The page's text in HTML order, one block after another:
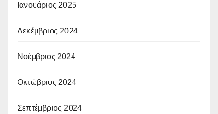
Ιανουάριος 2025
Δεκέμβριος 2024
Νοέμβριος 2024
Οκτώβριος 2024
Σεπτέμβριος 2024